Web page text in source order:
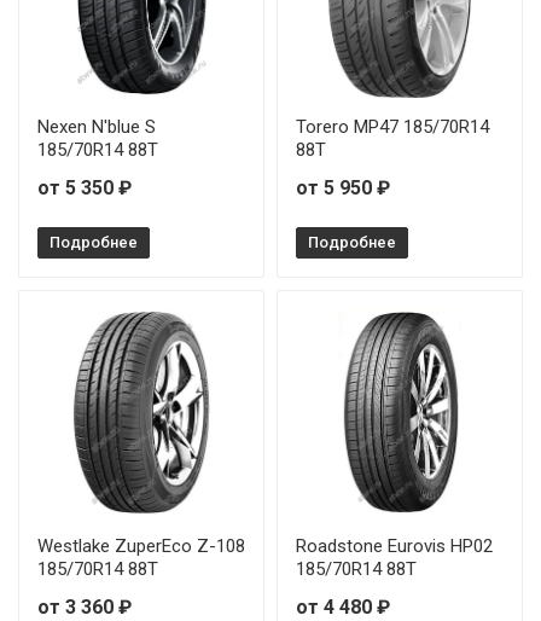
Nexen N'blue S
185/70R14 88T
от 5 350 ₽
Подробнее
Torero MP47 185/70R14
88T
от 5 950 ₽
Подробнее
Westlake ZuperEco Z-108
185/70R14 88T
от 3 360 ₽
Roadstone Eurovis HP02
185/70R14 88T
от 4 480 ₽